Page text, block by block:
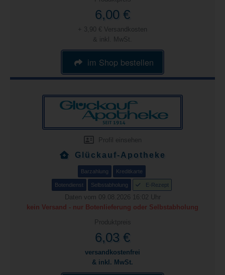
6,00 €
+ 3,90 € Versandkosten
& inkl. MwSt.
im Shop bestellen
Profil einsehen
Glückauf-Apotheke
Barzahlung Kreditkarte
Botendienst Selbstabholung E-Rezept
Daten vom 09.08.2026 16:02 Uhr
kein Versand - nur Botenlieferung oder Selbstabholung
Produktpreis
6,03 €
versandkostenfrei
& inkl. MwSt.